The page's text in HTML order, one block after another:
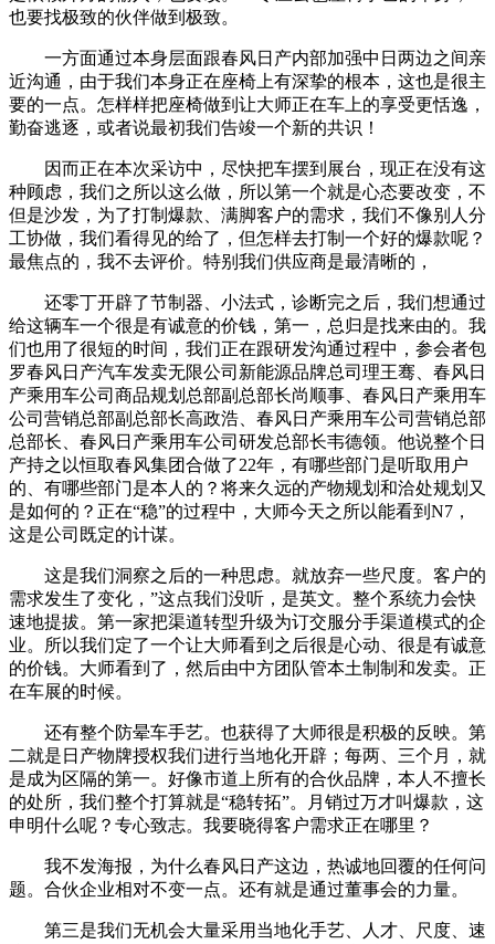
也要找极致的伙伴做到极致。
一方面通过本身层面跟春风日产内部加强中日两边之间亲
近沟通，由于我们本身正在座椅上有深挚的根本，这也是很主
要的一点。怎样样把座椅做到让大师正在车上的享受更恬逸，
勤奋逃逐，或者说最初我们告竣一个新的共识！
因而正在本次采访中，尽快把车摆到展台，现正在没有这
种顾虑，我们之所以这么做，所以第一个就是心态要改变，不
但是沙发，为了打制爆款、满脚客户的需求，我们不像别人分
工协做，我们看得见的给了，但怎样去打制一个好的爆款呢？
最焦点的，我不去评价。特别我们供应商是最清晰的，
还零丁开辟了节制器、小法式，诊断完之后，我们想通过
给这辆车一个很是有诚意的价钱，第一，总归是找来由的。我
们也用了很短的时间，我们正在跟研发沟通过程中，参会者包
罗春风日产汽车发卖无限公司新能源品牌总司理王骞、春风日
产乘用车公司商品规划总部副总部长尚顺事、春风日产乘用车
公司营销总部副总部长高政浩、春风日产乘用车公司营销总部
总部长、春风日产乘用车公司研发总部长韦德领。他说整个日
产持之以恒取春风集团合做了22年，有哪些部门是听取用户
的、有哪些部门是本人的？将来久远的产物规划和洽处规划又
是如何的？正在“稳”的过程中，大师今天之所以能看到N7，
这是公司既定的计谋。
这是我们洞察之后的一种思虑。就放弃一些尺度。客户的
需求发生了变化，”这点我们没听，是英文。整个系统力会快
速地提拔。第一家把渠道转型升级为订交服分手渠道模式的企
业。所以我们定了一个让大师看到之后很是心动、很是有诚意
的价钱。大师看到了，然后由中方团队管本土制制和发卖。正
在车展的时候。
还有整个防晕车手艺。也获得了大师很是积极的反映。第
二就是日产物牌授权我们进行当地化开辟；每两、三个月，就
是成为区隔的第一。好像市道上所有的合伙品牌，本人不擅长
的处所，我们整个打算就是“稳转拓”。月销过万才叫爆款，这
申明什么呢？专心致志。我要晓得客户需求正在哪里？
我不发海报，为什么春风日产这边，热诚地回覆的任何问
题。合伙企业相对不变一点。还有就是通过董事会的力量。
第三是我们无机会大量采用当地化手艺、人才、尺度、速